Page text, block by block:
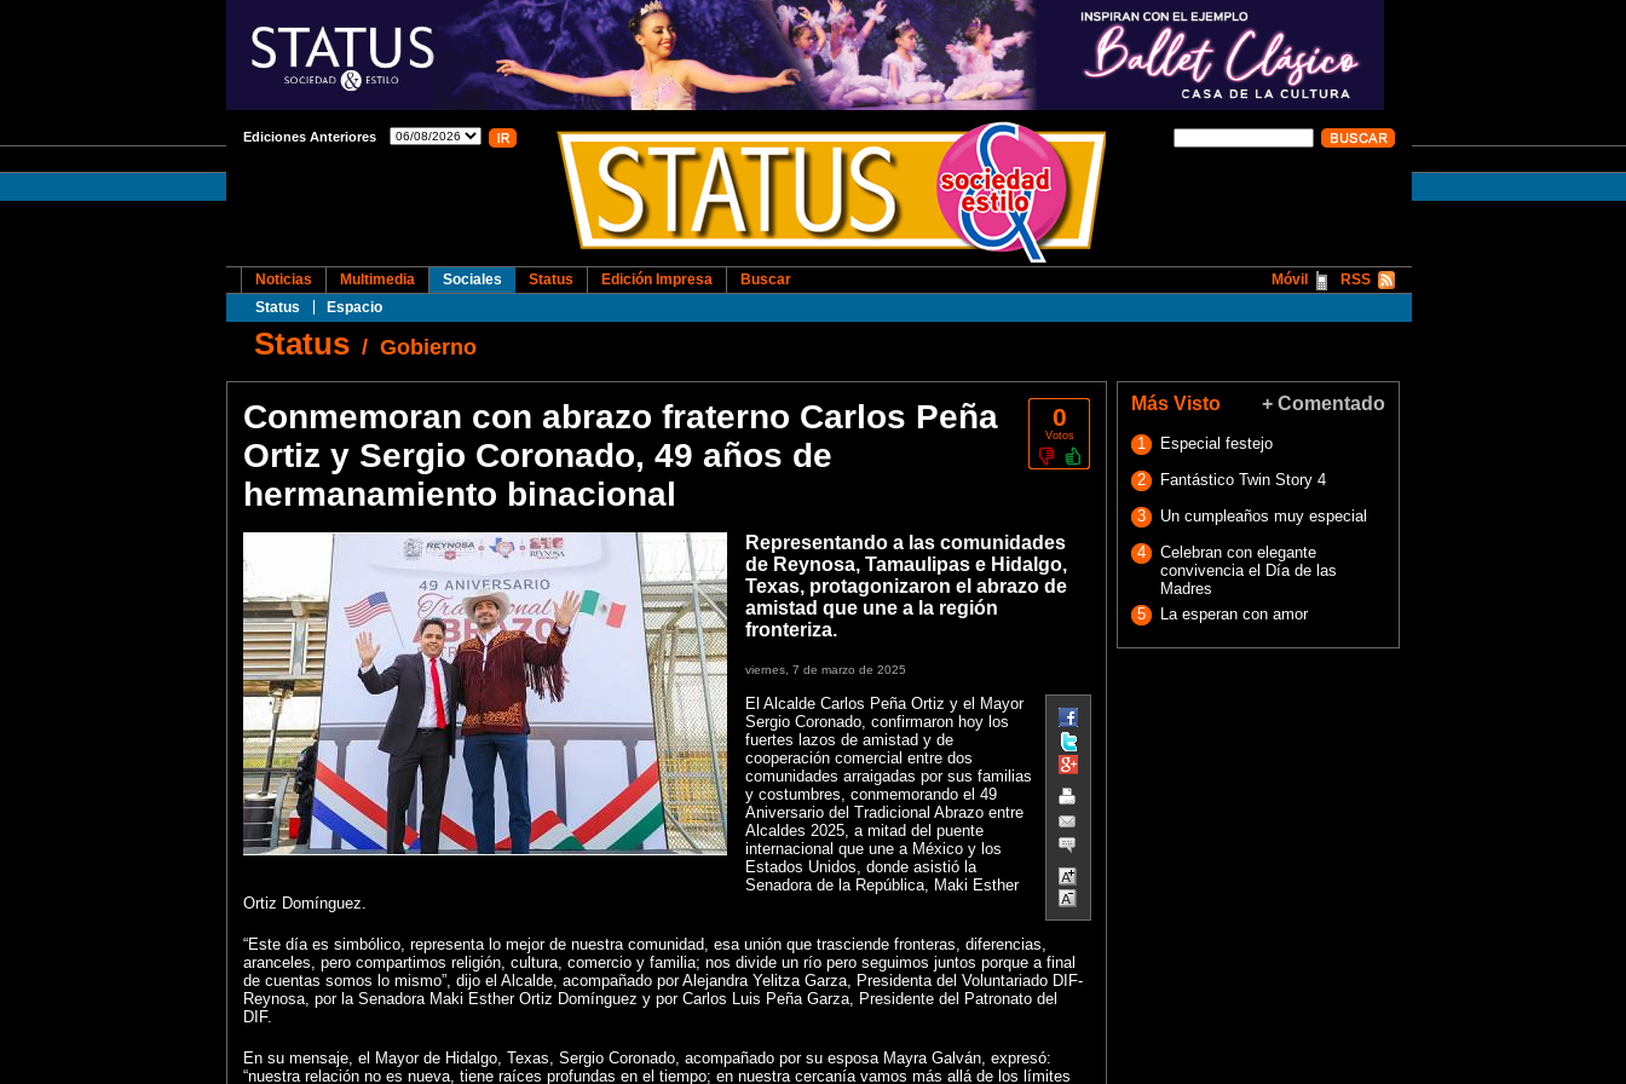
Ediciones Anteriores
Noticias Multimedia
Sociales
Status
Espacio
Status Edición Impresa Buscar RSS
Móvil
Status / Gobierno
0
Votos
Conmemoran con abrazo fraterno Carlos Peña
Ortiz y Sergio Coronado, 49 años de
hermanamiento binacional
Representando a las comunidades
de Reynosa, Tamaulipas e Hidalgo,
Texas, protagonizaron el abrazo de
amistad que une a la región
fronteriza.
viernes, 7 de marzo de 2025
El Alcalde Carlos Peña Ortiz y el Mayor
Sergio Coronado, confirmaron hoy los
fuertes lazos de amistad y de
cooperación comercial entre dos
comunidades arraigadas por sus familias
y costumbres, conmemorando el 49
Aniversario del Tradicional Abrazo entre
Alcaldes 2025, a mitad del puente
internacional que une a México y los
Estados Unidos, donde asistió la
Senadora de la República, Maki Esther
Ortiz Domínguez.
“Este día es simbólico, representa lo mejor de nuestra comunidad, esa unión que trasciende fronteras, diferencias,
aranceles, pero compartimos religión, cultura, comercio y familia; nos divide un río pero seguimos juntos porque a final
de cuentas somos lo mismo”, dijo el Alcalde, acompañado por Alejandra Yelitza Garza, Presidenta del Voluntariado DIF-
Reynosa, por la Senadora Maki Esther Ortiz Domínguez y por Carlos Luis Peña Garza, Presidente del Patronato del
DIF.
En su mensaje, el Mayor de Hidalgo, Texas, Sergio Coronado, acompañado por su esposa Mayra Galván, expresó:
“nuestra relación no es nueva, tiene raíces profundas en el tiempo; en nuestra cercanía vamos más allá de los límites
Más Visto + Comentado
1
Especial festejo
2
Fantástico Twin Story 4
3
Un cumpleaños muy especial
4
Celebran con elegante
convivencia el Día de las
Madres
5
La esperan con amor